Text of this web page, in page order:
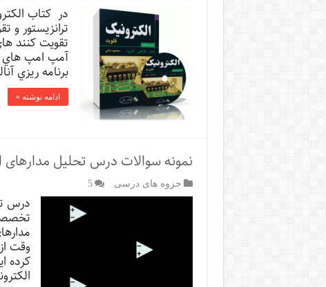
در كتاب
ترانزيستور و
تقويت كنند
آمپ امپ هاي
برنامه ريزي
ادامه نوشته »
نمونه سوالات درس تحلیل مدارهای
جزوه های درسی 5
درس
وقت
کرده